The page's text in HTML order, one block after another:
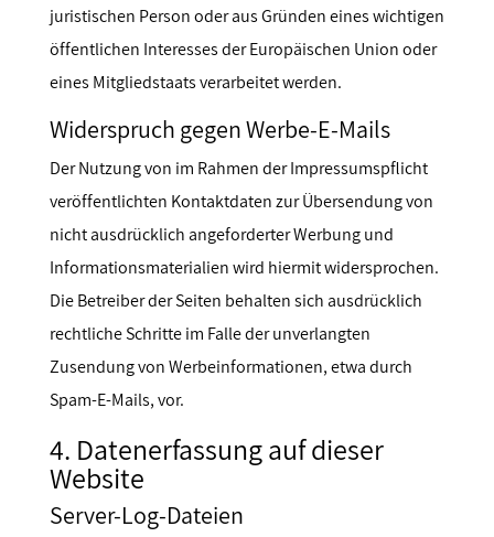
juristischen Person oder aus Gründen eines wichtigen
öffentlichen Interesses der Europäischen Union oder
eines Mitgliedstaats verarbeitet werden.
Widerspruch gegen Werbe-E-Mails
Der Nutzung von im Rahmen der Impressumspflicht
veröffentlichten Kontaktdaten zur Übersendung von
nicht ausdrücklich angeforderter Werbung und
Informationsmaterialien wird hiermit widersprochen.
Die Betreiber der Seiten behalten sich ausdrücklich
rechtliche Schritte im Falle der unverlangten
Zusendung von Werbeinformationen, etwa durch
Spam-E-Mails, vor.
4. Datenerfassung auf dieser
Website
Server-Log-Dateien